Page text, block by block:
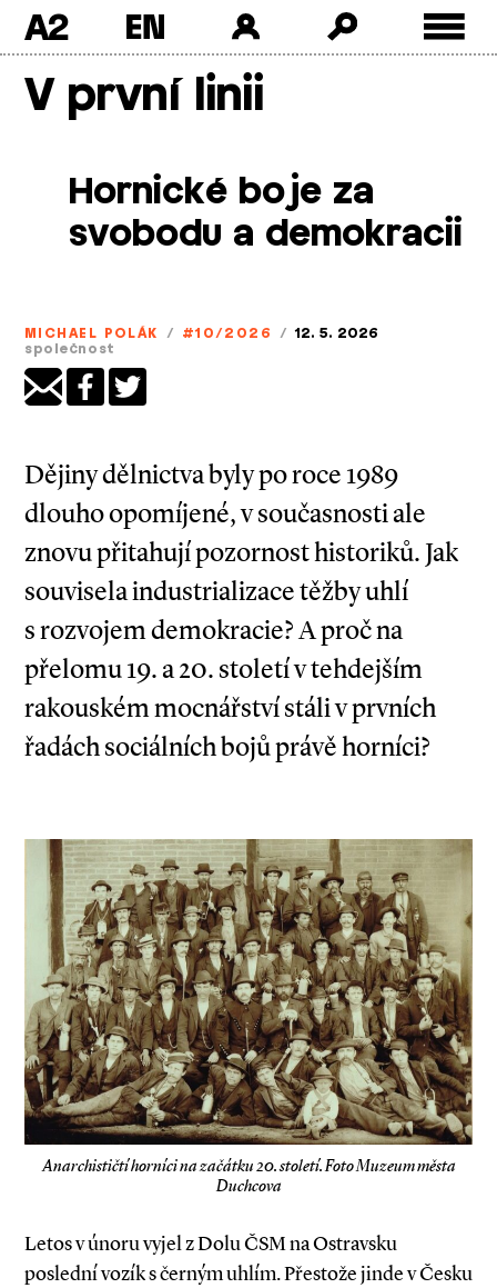
content
A2
V první linii
Hornické boje za
svobodu a demokracii
MICHAEL POLÁK / #10/2026 / 12. 5. 2026
společnost
Dějiny dělnictva byly po roce 1989
dlouho opomíjené, v současnosti ale
znovu přitahují pozornost historiků. Jak
souvisela industrializace těžby uhlí
s rozvojem demokracie? A proč na
přelomu 19. a 20. století v tehdejším
rakouském mocnářství stáli v prvních
řadách sociálních bojů právě horníci?
Anarchističtí horníci na začátku 20. století. Foto Muzeum města
Duchcova
Letos v únoru vyjel z Dolu ČSM na Ostravsku
poslední vozík s černým uhlím. Přestože jinde v Česku